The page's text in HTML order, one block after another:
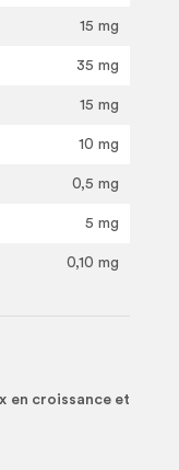
15 mg
35 mg
15 mg
10 mg
0,5 mg
5 mg
0,10 mg
en croissance et